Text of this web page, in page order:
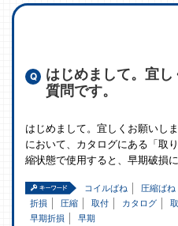
はじめまして。宜
質問です。
はじめまして。宜しくお願いし
において、カタログにある「取
縮状態で使用すると、早期破損
コイルばね 圧縮ばね
折損
圧縮 取付 カタログ
早期折損
早期